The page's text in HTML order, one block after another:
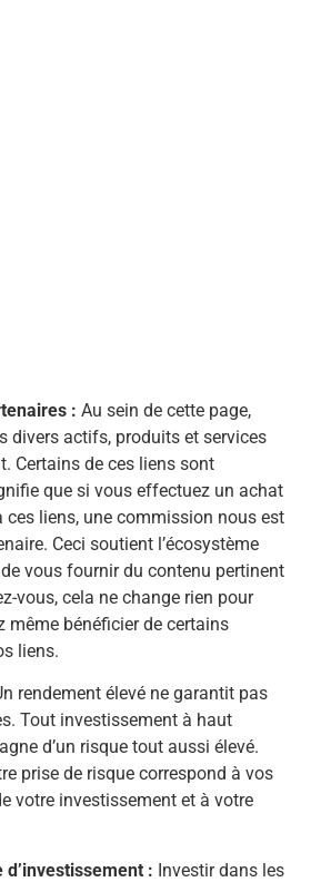
: Au sein de cette page,
divers actifs, produits et services
Certains de ces liens sont
que si vous effectuez un achat
liens, une commission nous est
Ceci soutient l’écosystème
vous fournir du contenu pertinent
vous, cela ne change rien pour
même bénéficier de certains
liens.
rendement élevé ne garantit pas
Tout investissement à haut
d’un risque tout aussi élevé.
prise de risque correspond à vos
votre investissement et à votre
: Investir dans les